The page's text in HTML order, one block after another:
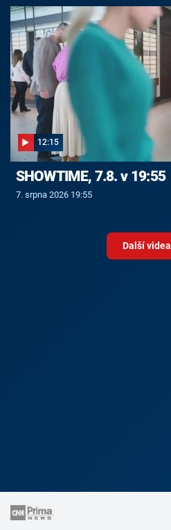
12:15
SHOWTIME, 7.8. v 19:55
7. srpna 2026 19:55
Další videa